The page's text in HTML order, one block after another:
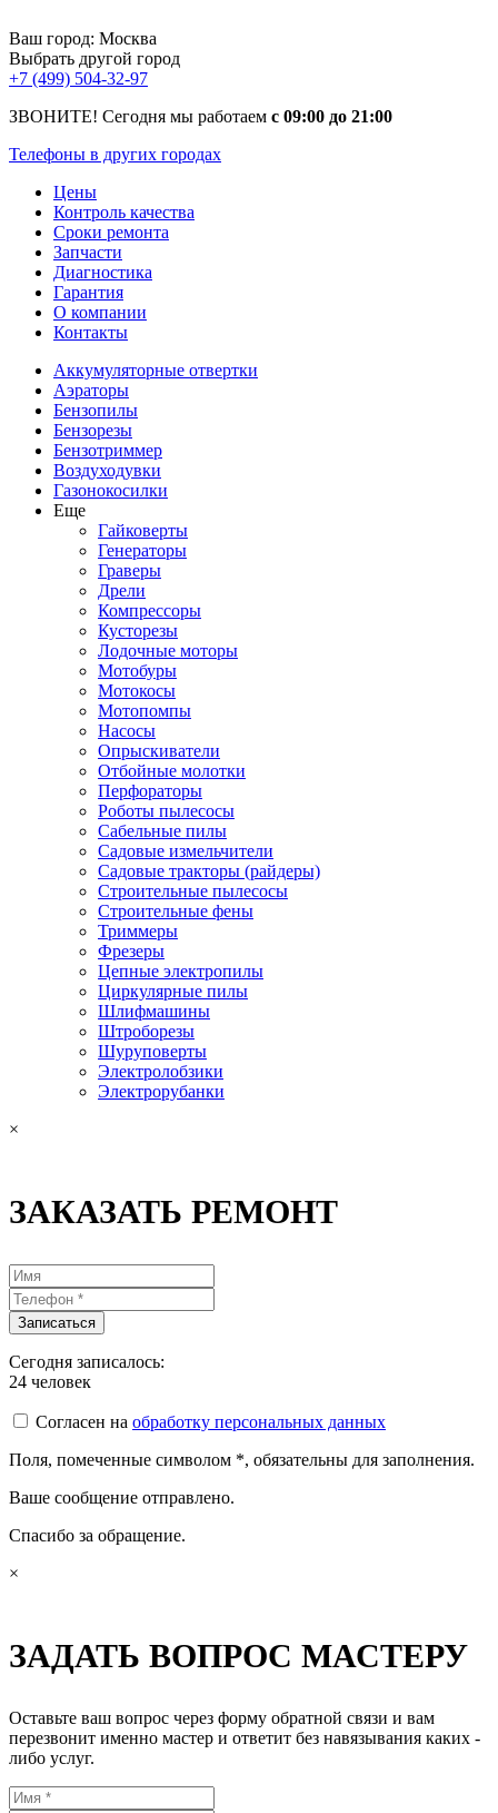
Ваш город: Москва
Выбрать другой город
+7 (499) 504-32-97
ЗВОНИТЕ! Сегодня мы работаем с 09:00 до 21:00
Телефоны в других городах
Цены
Контроль качества
Сроки ремонта
Запчасти
Диагностика
Гарантия
О компании
Контакты
Аккумуляторные отвертки
Аэраторы
Бензопилы
Бензорезы
Бензотриммер
Воздуходувки
Газонокосилки
Еще
Гайковерты
Генераторы
Граверы
Дрели
Компрессоры
Кусторезы
Лодочные моторы
Мотобуры
Мотокосы
Мотопомпы
Насосы
Опрыскиватели
Отбойные молотки
Перфораторы
Роботы пылесосы
Сабельные пилы
Садовые измельчители
Садовые тракторы (райдеры)
Строительные пылесосы
Строительные фены
Триммеры
Фрезеры
Цепные электропилы
Циркулярные пилы
Шлифмашины
Штроборезы
Шуруповерты
Электролобзики
Электрорубанки
×
ЗАКАЗАТЬ РЕМОНТ
Сегодня записалось:
24 человек
Согласен на обработку персональных данных
Поля, помеченные символом *, обязательны для заполнения.
Ваше сообщение отправлено.
Спасибо за обращение.
×
ЗАДАТЬ ВОПРОС МАСТЕРУ
Оставьте ваш вопрос через форму обратной связи и вам
перезвонит именно мастер и ответит без навязывания каких -
либо услуг.